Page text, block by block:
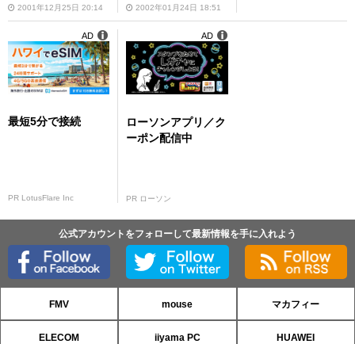
2001年12月25日 20:14 2002年01月24日 18:51
最短5分で接続
PR LotusFlare Inc
AD
ローソンアプリ／ク
ーポン配信中
PR ローソン
AD
公式アカウントをフォローして最新情報を手に入れよう
FMV mouse マカフィー
ELECOM iiyama PC HUAWEI